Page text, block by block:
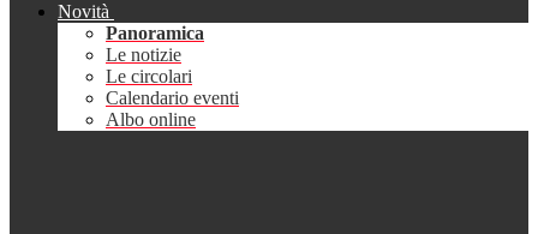
Novità
Panoramica
Le notizie
Le circolari
Calendario eventi
Albo online